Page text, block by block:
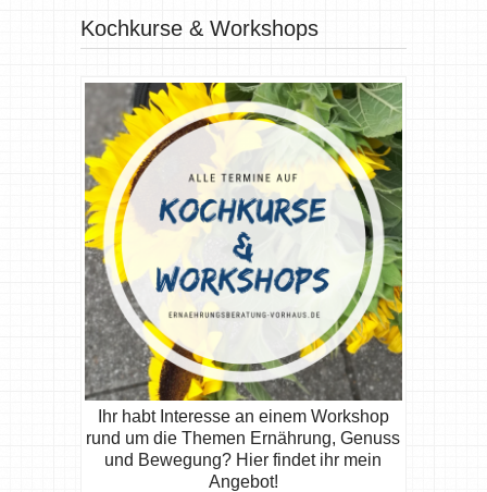
Kochkurse & Workshops
Ihr habt Interesse an einem Workshop
rund um die Themen Ernährung, Genuss
und Bewegung? Hier findet ihr mein
Angebot!